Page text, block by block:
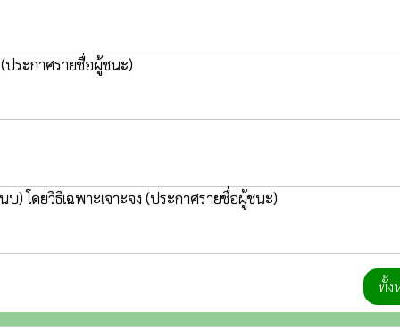
(ประกาศรายชื่อผู้ชนะ)
โดยวิธีเฉพาะเจาะจง (ประกาศรายชื่อผู้ชนะ)
ทั้ง